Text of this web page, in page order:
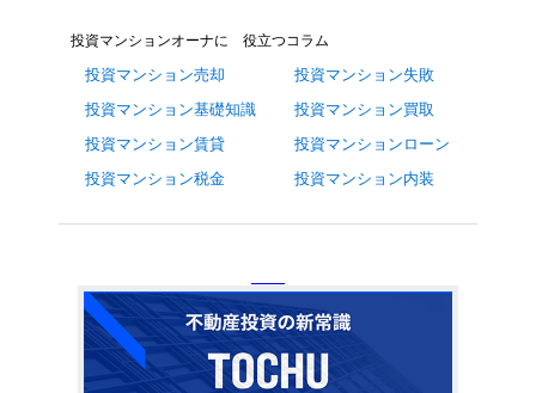
投資マンションオーナに 役立つコラム
投資マンション売却
投資マンション基礎知識
投資マンション賃貸
投資マンション税金
投資マンション失敗
投資マンション買取
投資マンションローン
投資マンション内装